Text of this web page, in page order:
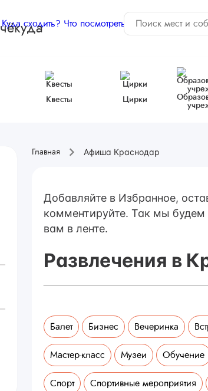
чёкуда
Квесты Цирки
Главная Афиша Краснодар
Добавляйте в Избранное,
комментируйте. Так мы будем
вам в ленте.
Развлечения в
Балет Бизнес Вечеринка
Мастер-класс Музеи Обучение
Спорт Спортивные мероприятия